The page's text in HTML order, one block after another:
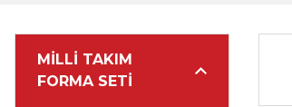
MILLI TAKIM
FORMA SETI